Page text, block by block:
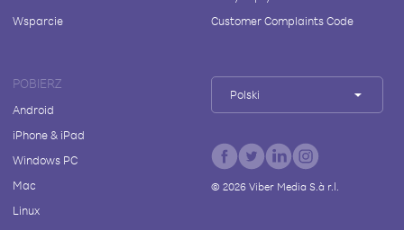
Wsparcie
Customer Complaints Code
POBIERZ
Android
iPhone & iPad
Windows PC
Mac
Linux
Polski
© 2026Viber Media S.à r.l.